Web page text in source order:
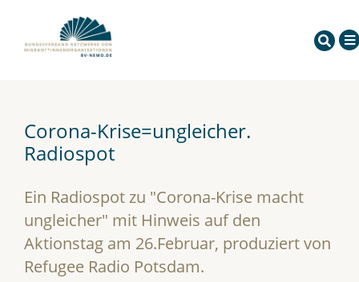
Corona-Krise=ungleicher.
Radiospot
Ein Radiospot zu "Corona-Krise macht
ungleicher" mit Hinweis auf den
Aktionstag am 26.Februar, produziert von
Refugee Radio Potsdam.